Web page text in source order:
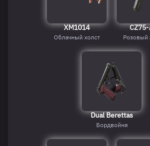
XM1014
Облачный холст Розовый
Dual Berettas
Бордвойня